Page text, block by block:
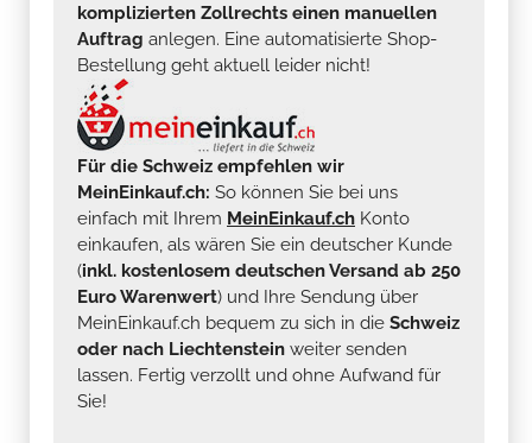
komplizierten Zollrechts einen manuellen
Auftrag anlegen. Eine automatisierte Shop-
Bestellung geht aktuell leider nicht!
Für die Schweiz empfehlen wir
MeinEinkauf.ch: So können Sie bei uns
einfach mit Ihrem MeinEinkauf.ch Konto
einkaufen, als wären Sie ein deutscher Kunde
(inkl. kostenlosem deutschen Versand ab 250
Euro Warenwert) und Ihre Sendung über
MeinEinkauf.ch bequem zu sich in die Schweiz
oder nach Liechtenstein weiter senden
lassen. Fertig verzollt und ohne Aufwand für
Sie!